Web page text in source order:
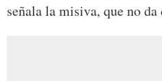
señala la misiva, que no